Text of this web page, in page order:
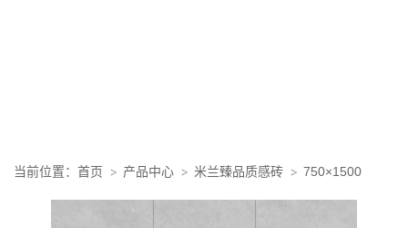
当前位置： 首页 产品中心 米兰臻品质感砖 750×1500